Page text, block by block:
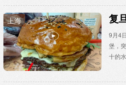
上海 复
9月4
堡，
十的